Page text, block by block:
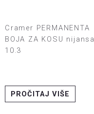
Cramer PERMANENTA
BOJA ZA KOSU nijansa
10.3
PROČITAJ VIŠE